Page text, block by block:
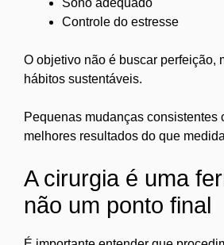
Controle do estresse
O objetivo não é buscar perfeição,
hábitos sustentáveis.
Pequenas mudanças consistentes
melhores resultados do que
A cirurgia é uma
não um ponto final